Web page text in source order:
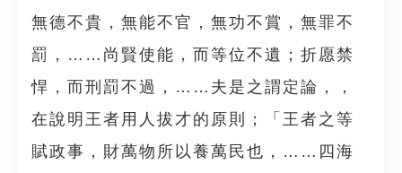
無德不貴，無能不官，無功不賞，無罪不
罰，……尚賢使能，而等位不遺；折愿禁
悍，而刑罰不過，……夫是之謂定論，，
在說明王者用人拔才的原則；「王者之等
賦政事，財萬物所以養萬民也，……四海